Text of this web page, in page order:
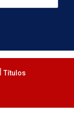
Títulos